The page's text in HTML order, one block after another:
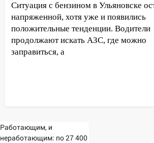
Ситуация с бензином в Ульяновске
напряженной, хотя уже и появились
положительные тенденции. Водители
продолжают искать АЗС, где можно
заправиться, а
Работающим, и
неработающим: по 27 400